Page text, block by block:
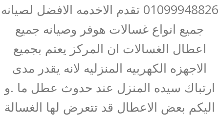
01099948826 تقدم الاخدمه الافضل لصيانه
جميع انواع غسالات هوفر وصيانه جميع
اعطال الغسالات ان المركز يعتم بجميع
الاجهزه الكهربيه المنزليه لانه يقدر مدى
ارتباك سيده المنزل عند حدوث عطل ما .و
اليكم بعض الاعطال قد تتعرض لها الغسالة